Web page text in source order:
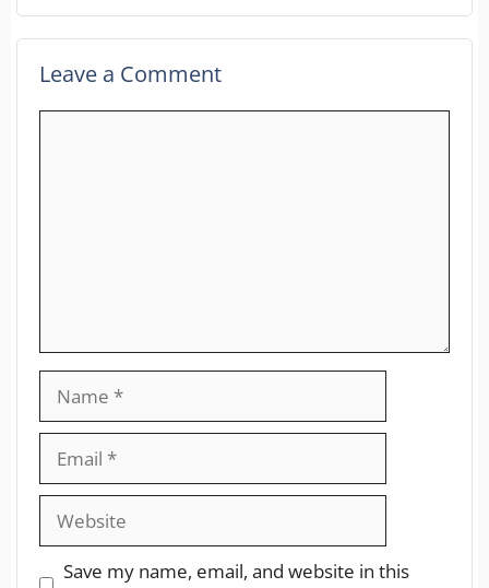
Leave a Comment
Save my name, email, and website in this